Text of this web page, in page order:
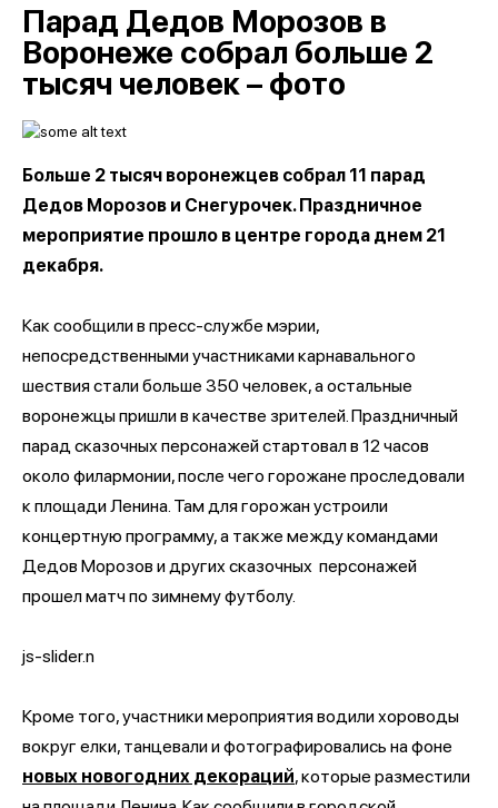
Парад Дедов Морозов в
Воронеже собрал больше 2
тысяч человек – фото
Больше 2 тысяч воронежцев собрал 11 парад
Дедов Морозов и Снегурочек. Праздничное
мероприятие прошло в центре города днем 21
декабря.
Как сообщили в пресс-службе мэрии,
непосредственными участниками карнавального
шествия стали больше 350 человек, а остальные
воронежцы пришли в качестве зрителей. Праздничный
парад сказочных персонажей стартовал в 12 часов
около филармонии, после чего горожане проследовали
к площади Ленина. Там для горожан устроили
концертную программу, а также между командами
Дедов Морозов и других сказочных персонажей
прошел матч по зимнему футболу.
js-slider.n
Кроме того, участники мероприятия водили хороводы
вокруг елки, танцевали и фотографировались на фоне
новых новогодних декораций, которые разместили